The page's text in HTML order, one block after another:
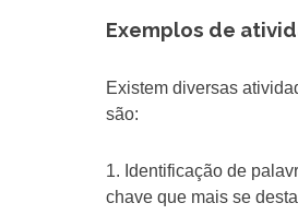
Exemplos de
Existem diversas
são:
1. Identificação de
chave que mais se